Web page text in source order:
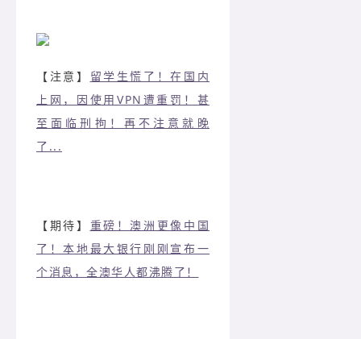
【注意】 留学生慌了！在国内
上网，因使用VPN遭重罚！甚
至面临刑拘！再不注意就晚
了...
【期待】 重磅！澳洲更像中国
了！本地最大银行刚刚宣布一
个消息，全澳华人都沸腾了！